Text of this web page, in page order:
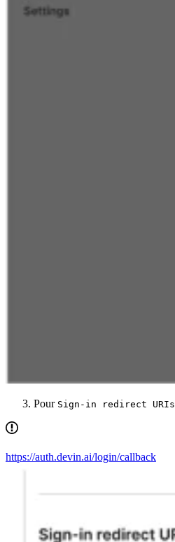
Pour Sign-in redirect URIs
https://auth.devin.ai/login/callback